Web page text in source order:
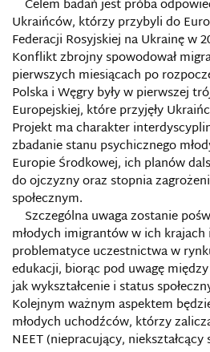
Celem badań jest próba
Ukraińców, którzy przybyli do
Federacji Rosyjskiej na Ukrainę w
Konflikt zbrojny spowodował
pierwszych miesiącach po
Polska i Węgry były w pierwszej
Europejskiej, które przyjęły
Projekt ma charakter
zbadanie stanu psychicznego
Europie Środkowej, ich planów
do ojczyzny oraz stopnia
społecznym.
Szczególna uwaga zostanie
młodych imigrantów w ich
problematyce uczestnictwa w
edukacji, biorąc pod uwagę
jak wykształcenie i status
Kolejnym ważnym aspektem
młodych uchodźców, którzy
NEET (niepracujący,